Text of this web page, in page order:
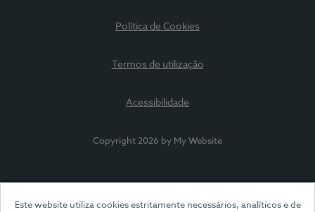
Este website utiliza cookies estritamente necessários, analíticos e de
Política de Cookies
Termos de utilização
Acessibilidade
Copyright 2026 by My Website